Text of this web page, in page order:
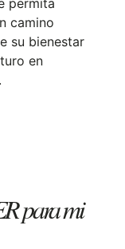
permita
camino
su bienestar
en
para mi